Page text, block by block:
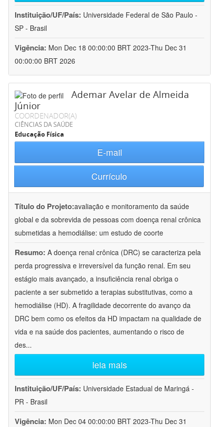
Instituição/UF/País: Universidade Federal de São Paulo -
SP - Brasil
Vigência: Mon Dec 18 00:00:00 BRT 2023-Thu Dec 31
00:00:00 BRT 2026
Ademar Avelar de Almeida
Júnior
COORDENADOR(A)
CIÊNCIAS DA SAÚDE
Educação Física
E-mail
Currículo
Título do Projeto:avaliação e monitoramento da saúde
global e da sobrevida de pessoas com doença renal crônica
submetidas a hemodiálise: um estudo de coorte
Resumo: A doença renal crônica (DRC) se caracteriza pela
perda progressiva e irreversível da função renal. Em seu
estágio mais avançado, a insuficiência renal obriga o
paciente a ser submetido a terapias substitutivas, como a
hemodiálise (HD). A fragilidade decorrente do avanço da
DRC bem como os efeitos da HD impactam na qualidade de
vida e na saúde dos pacientes, aumentando o risco de
des...
leia mais
Instituição/UF/País: Universidade Estadual de Maringá -
PR - Brasil
Vigência: Mon Dec 04 00:00:00 BRT 2023-Thu Dec 31